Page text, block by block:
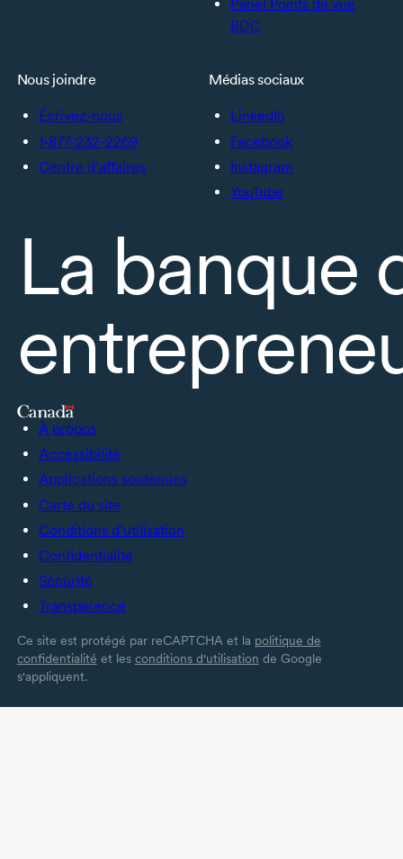
Panel Points de vue
BDC
Nous joindre
Écrivez-nous
1-877-232-2269
Centre d’affaires
Médias sociaux
LinkedIn
Facebook
Instagram
YouTube
La banque
À propos
Accessibilité
Applications soutenues
Carte du site
Conditions d’utilisation
Confidentialité
Sécurité
Transparence
Ce site est protégé par reCAPTCHA et la politique de
confidentialité et les conditions d'utilisation de Google
s'appliquent.